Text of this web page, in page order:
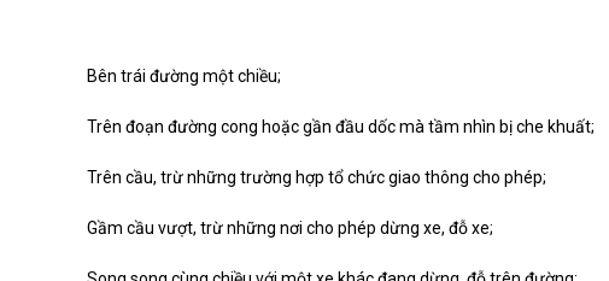
Bên trái đường một chiều;
Trên đoạn đường cong hoặc gần đầu dốc mà tầm nhìn bị che khuất;
Trên cầu, trừ những trường hợp tổ chức giao thông cho phép;
Gầm cầu vượt, trừ những nơi cho phép dừng xe, đỗ xe;